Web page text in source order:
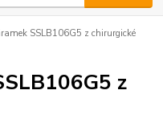
SSLB106G5 z chirurgické
z